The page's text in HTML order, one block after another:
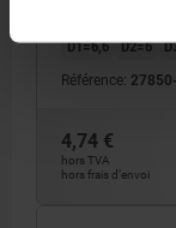
D1=6,6 D2=6
Référence:
4,74 €
hors TVA
hors frais d’envoi